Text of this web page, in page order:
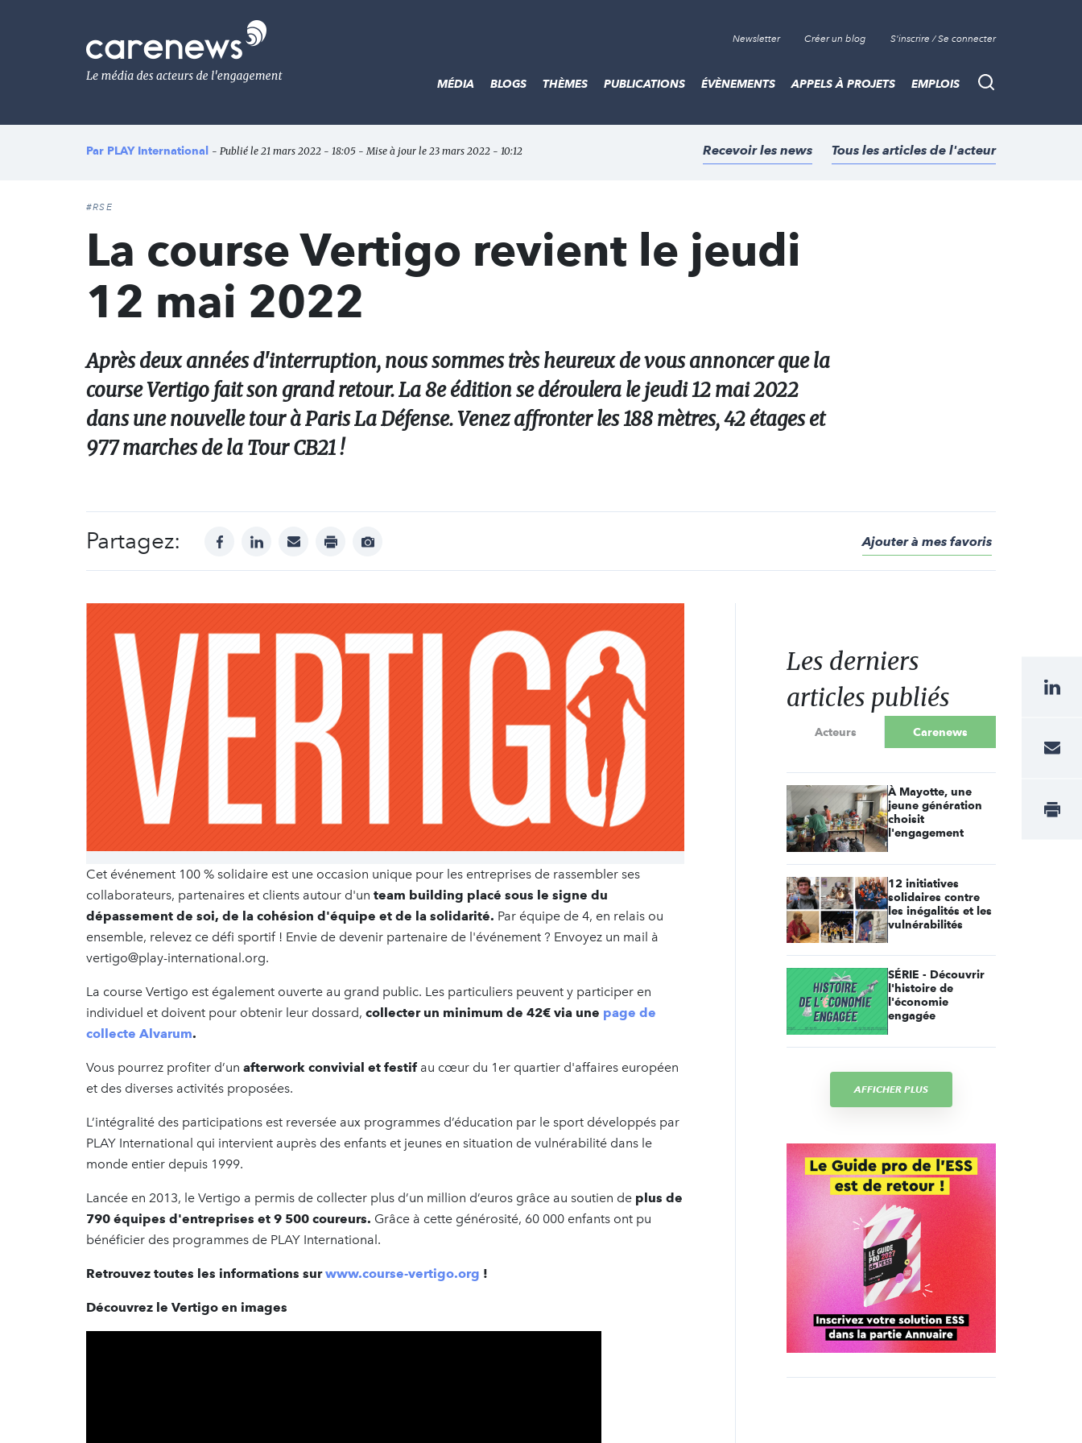
Le
média
de
l'engagement
Newsletter Créer un blog S'inscrire / Se connecter
Recherche
MÉDIA BLOGS THÈMES PUBLICATIONS ÉVÈNEMENTS APPELS À PROJETS EMPLOIS
Par PLAY International - Publié le 21 mars 2022 - 18:05 - Mise à jour le 23 mars 2022 - 10:12 Recevoir les news Tous les articles de l'acteur
#RSE
La course Vertigo revient le jeudi
12 mai 2022
Après deux années d'interruption, nous sommes très heureux de vous annoncer que la
course Vertigo fait son grand retour. La 8e édition se déroulera le jeudi 12 mai 2022
dans une nouvelle tour à Paris La Défense. Venez affronter les 188 mètres, 42 étages et
977 marches de la Tour CB21 !
Partagez: facebooklinkedinmail print
Afficher
Ajouter à mes favoris
Cet événement 100 % solidaire est une occasion unique pour les entreprises de rassembler ses
collaborateurs, partenaires et clients autour d'un team building placé sous le signe du
dépassement de soi, de la cohésion d'équipe et de la solidarité. Par équipe de 4, en relais ou
ensemble, relevez ce défi sportif ! Envie de devenir partenaire de l'événement ? Envoyez un mail à
vertigo@play-international.org.
La course Vertigo est également ouverte au grand public. Les particuliers peuvent y participer en
individuel et doivent pour obtenir leur dossard, collecter un minimum de 42€ via une page de
collecte Alvarum.
Vous pourrez profiter d’un afterwork convivial et festif au cœur du 1er quartier d'affaires européen
et des diverses activités proposées.
L’intégralité des participations est reversée aux programmes d’éducation par le sport développés par
PLAY International qui intervient auprès des enfants et jeunes en situation de vulnérabilité dans le
monde entier depuis 1999.
Lancée en 2013, le Vertigo a permis de collecter plus d’un million d’euros grâce au soutien de plus de
790 équipes d'entreprises et 9 500 coureurs. Grâce à cette générosité, 60 000 enfants ont pu
bénéficier des programmes de PLAY International.
Retrouvez toutes les informations surwww.course-vertigo.org !
Découvrez le Vertigo en images
Les derniers
articles publiés
Acteurs Carenews
À Mayotte, une
jeune génération
choisit
l'engagement
12 initiatives
solidaires contre
les inégalités et les
vulnérabilités
SÉRIE - Découvrir
l'histoire de
l'économie
engagée
AFFICHER PLUS